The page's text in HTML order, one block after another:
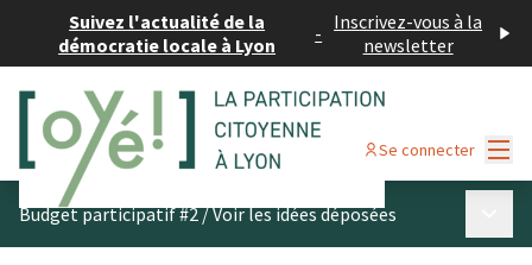
Suivez l'actualité de la
démocratie locale à Lyon
- Inscrivez-vous à la
newsletter
Se connecter
Budget participatif #2/Voir les idées déposées